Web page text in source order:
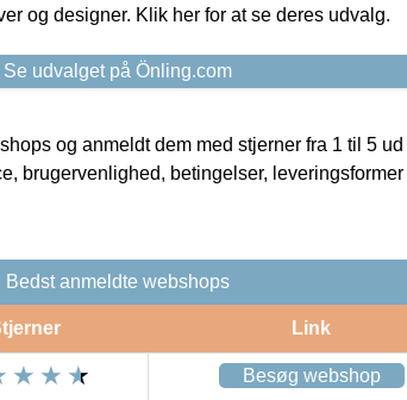
og designer. Klik her for at se deres udvalg.
Se udvalget på Önling.com
og anmeldt dem med stjerner fra 1 til 5
brugervenlighed, betingelser, leveringsformer
Bedst anmeldte webshops
Link
Besøg webshop